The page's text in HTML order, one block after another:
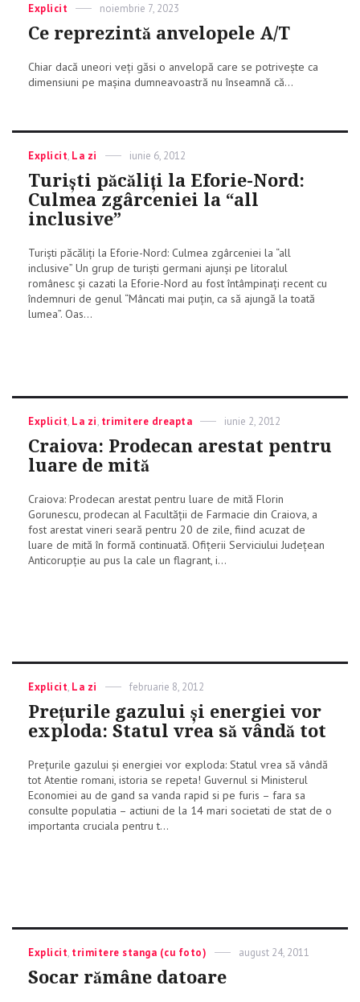
Categories
Explicit
Posted
noiembrie 7, 2023
Ce reprezintă anvelopele A/T
Chiar dacă uneori veți găsi o anvelopă care se potrivește ca
dimensiuni pe mașina dumneavoastră nu înseamnă că...
Categories
Explicit, La zi
Posted
on
iunie 6, 2012
Turiști păcăliți la Eforie-Nord:
Culmea zgârceniei la “all
inclusive”
Turiști păcăliți la Eforie-Nord: Culmea zgârceniei la “all
inclusive” Un grup de turiști germani ajunși pe litoralul
românesc și cazati la Eforie-Nord au fost întâmpinați recent cu
îndemnuri de genul “Mâncati mai puțin, ca să ajungă la toată
lumea”. Oas...
Categories
Explicit, La zi, trimitere dreapta
Posted
iunie 2, 2012
Craiova: Prodecan arestat pentru
luare de mită
Craiova: Prodecan arestat pentru luare de mită Florin
Gorunescu, prodecan al Facultăţii de Farmacie din Craiova, a
fost arestat vineri seară pentru 20 de zile, fiind acuzat de
luare de mită în formă continuată. Ofiţerii Serviciului Judeţean
Anticorupţie au pus la cale un flagrant, i...
Categories
Explicit, La zi
Posted
februarie 8, 2012
Prețurile gazului și energiei vor
exploda: Statul vrea să vândă tot
Prețurile gazului și energiei vor exploda: Statul vrea să vândă
tot Atentie romani, istoria se repeta! Guvernul si Ministerul
Economiei au de gand sa vanda rapid si pe furis – fara sa
consulte populatia – actiuni de la 14 mari societati de stat de o
importanta cruciala pentru t...
Categories
Explicit, trimitere stanga (cu foto)
Posted
august 24, 2011
Socar rămâne datoare